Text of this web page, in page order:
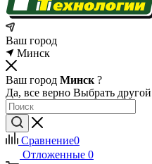
Ваш город
Минск
Ваш город Минск ?
Да, все верно Выбрать другой
Сравнение0
Отложенные 0